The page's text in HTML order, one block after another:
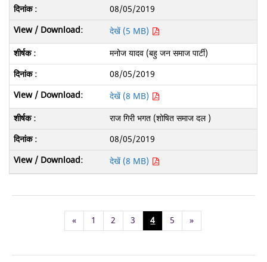
08/05/2019
देखें (5 MB)
मनोज यादव (बहु जन समाज पार्टी)
08/05/2019
देखें (8 MB)
राज गिरी भगत (शोषित समाज दल )
08/05/2019
देखें (8 MB)
« 1 2 3 4 5 »